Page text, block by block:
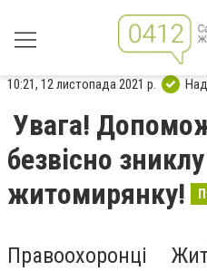
10:21, 12 листопада 2021 р.
Увага!
безвісно
житомирянку!
Правоохоронці